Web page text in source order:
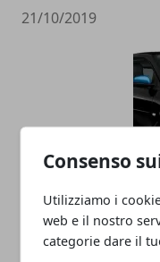
Consenso
Utilizziamo i
web e il nostro
categorie dare il
21/10/2019
La Smart
Germania